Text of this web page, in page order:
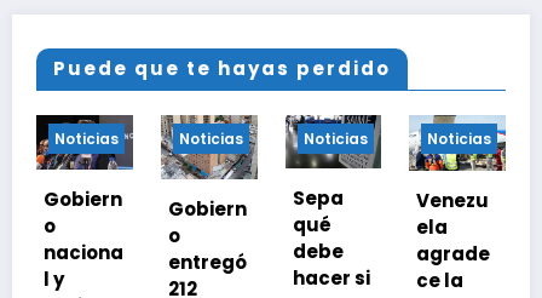
Puede que te hayas perdido
Noticias
Gobiern
o
entregó
212
Noticias
Sepa
qué
debe
hacer si
Noticias
Venezu
ela
agrade
ce la
Noticias
¡Última
hora!
Delega
ción